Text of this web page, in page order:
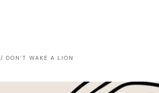
/ DON’T WAKE A LION